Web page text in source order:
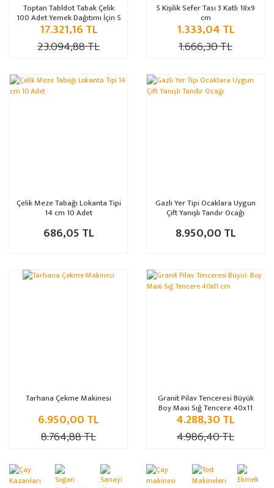
Toptan Tabldot Tabak Çelik
100 Adet Yemek Dağıtımı İçin 5
Gözlü
17.321,16 TL
23.094,88 TL
5 Kişilik Sefer Tası 3 Katlı 18x9
cm
1.333,04 TL
1.666,30 TL
Çelik Meze Tabağı Lokanta Tipi
14 cm 10 Adet
686,05 TL
Gazlı Yer Tipi Ocaklara Uygun
Çift Yanışlı Tandır Ocağı
8.950,00 TL
%21
Tarhana Çekme Makinesi
6.950,00 TL
8.764,88 TL
%14
Granit Pilav Tenceresi Büyük
Boy Maxi Sığ Tencere 40x11
cm
4.288,30 TL
4.986,40 TL